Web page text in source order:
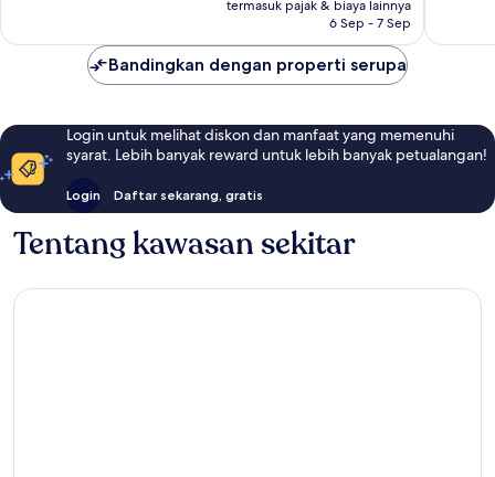
termasuk pajak & biaya lainnya
6 Sep - 7 Sep
Bandingkan dengan properti serupa
Login untuk melihat diskon dan manfaat yang memenuhi
syarat. Lebih banyak reward untuk lebih banyak petualangan!
Login Daftar sekarang, gratis
Tentang kawasan sekitar